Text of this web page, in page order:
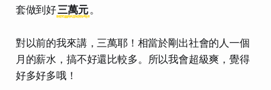
套做到好三萬元 。
對以前的我來講，三萬耶！相當於剛出社會的人一個
月的薪水，搞不好還比較多。
所以我會超級爽，覺得
好多好多哦！